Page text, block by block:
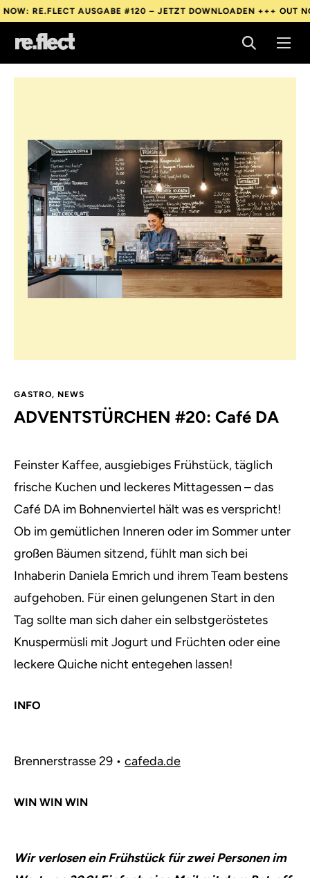
AUSGABE #120 – JETZT DOWNLOADEN +++OUT NOW:
AUSGABE #120 – JETZT DOWNLOADEN +++
GASTRO, NEWS
ADVENTSTÜRCHEN #20: Café DA
Feinster Kaffee, ausgiebiges Frühstück, täglich
frische Kuchen und leckeres Mittagessen – das
Café DA im Bohnenviertel hält was es verspricht!
Ob im gemütlichen Inneren oder im Sommer unter
großen Bäumen sitzend, fühlt man sich bei
Inhaberin Daniela Emrich und ihrem Team bestens
aufgehoben. Für einen gelungenen Start in den
Tag sollte man sich daher ein selbstgeröstetes
Knuspermüsli mit Jogurt und Früchten oder eine
leckere Quiche nicht entegehen lassen!
INFO
Brennerstrasse 29 • cafeda.de
WIN WIN WIN
Wir verlosen ein Frühstück für zwei Personen im